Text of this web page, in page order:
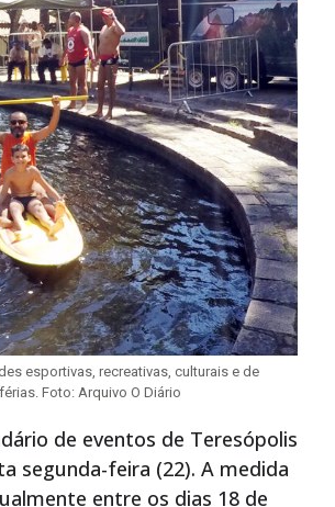
esportivas, recreativas, culturais e de
Foto: Arquivo O Diário
de eventos de Teresópolis
segunda-feira (22). A medida
entre os dias 18 de